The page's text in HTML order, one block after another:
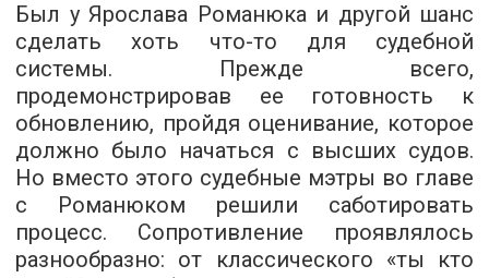
Был у Ярослава Романюка и другой шанс
сделать хоть что-то для судебной
системы. Прежде всего,
продемонстрировав ее готовность к
обновлению, пройдя оценивание, которое
должно было начаться с высших судов.
Но вместо этого судебные мэтры во главе
с Романюком решили саботировать
процесс. Сопротивление проявлялось
разнообразно: от классического «ты кто